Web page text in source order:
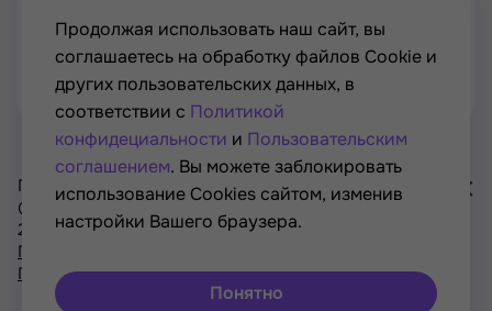
Контакты
Проект Минкультуры России, Минпросвещения России
© РОСКУЛЬТПРОЕКТ, Российский фонд культуры, 2021—
2026
Политика конфиденциальности
Пользовательское соглашение
Продолжая использовать наш сайт, вы
соглашаетесь на обработку файлов Cookie и
других пользовательских данных, в
соответствии с Политикой
конфидециальности и Пользовательским
соглашением. Вы можете заблокировать
использование Cookies сайтом, изменив
настройки Вашего браузера.
Понятно